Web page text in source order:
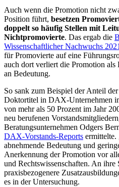
Auch wenn die Promotion nicht
Position führt, besetzen
doppelt so häufig Stellen mit
Nichtpromovierte. Das ergab die
Wissenschaftlicher Nachwuchs 2021
für Promovierte auf eine
auch dort verliert die Promotion
an Bedeutung.
So sank zum Beispiel der Anteil
Doktortitel in DAX-Unternehmen
von mehr als 50 Prozent im Jahr
neu berufenen
Beratungsunternehmen Odgers
DAX-Vorstands-Reports ermittelte.
abnehmende Bedeutung und
Anerkennung der Promotion vor
und Rechtswissenschaften. An ihre
praxisbezogenere
es in der Untersuchung.